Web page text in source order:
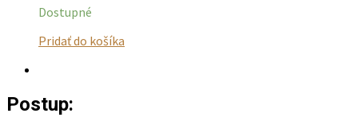
Dostupné
Pridať do košíka
Postup: